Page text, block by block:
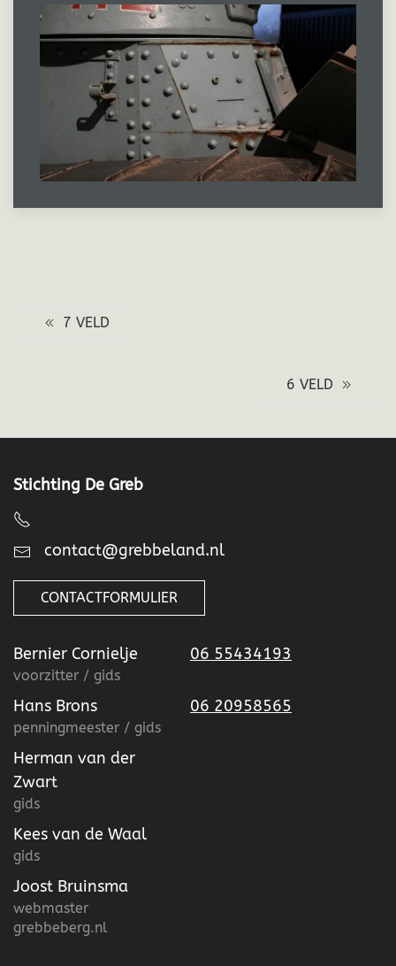
7 VELD
6 VELD
Stichting De Greb
contact@grebbeland.nl
CONTACTFORMULIER
Bernier Cornielje
voorzitter / gids
06 55434193
Hans Brons
penningmeester / gids
06 20958565
Herman van der
Zwart
gids
Kees van de Waal
gids
Joost Bruinsma
webmaster
grebbeberg.nl